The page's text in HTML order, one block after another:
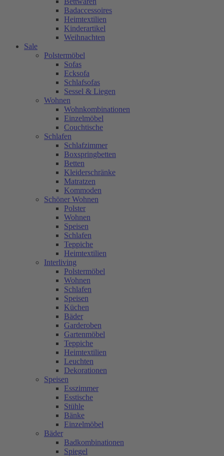
Badaccessoires
Heimtextilien
Kinderartikel
Weihnachten
Sale
Polstermöbel
Sofas
Ecksofa
Schlafsofas
Sessel & Liegen
Wohnen
Wohnkombinationen
Einzelmöbel
Couchtische
Schlafen
Schlafzimmer
Boxspringbetten
Betten
Kleiderschränke
Matratzen
Kommoden
Schöner Wohnen
Polster
Wohnen
Speisen
Schlafen
Teppiche
Heimtextilien
Interliving
Polstermöbel
Wohnen
Schlafen
Speisen
Küchen
Bäder
Garderoben
Gartenmöbel
Teppiche
Heimtextilien
Leuchten
Dekorationen
Speisen
Esszimmer
Esstische
Stühle
Bänke
Einzelmöbel
Bäder
Badkombinationen
Spiegel